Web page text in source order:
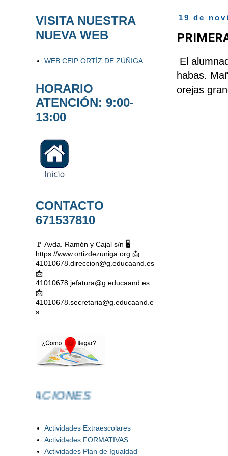
19 de
El
habas.
orejas
VISITA NUESTRA
NUEVA WEB
WEB CEIP ORTÍZ DE ZÚÑIGA
HORARIO
ATENCIÓN: 9:00-
13:00
CONTACTO
671537810
🚩 Avda. Ramón y Cajal s/n 🖥️
https://www.ortizdezuniga.org 📩
41010678.direccion@g.educaand.es
📩
41010678.jefatura@g.educaand.es
📩
41010678.secretaria@g.educaand.e
s
Actividades Extraescolares
Actividades FORMATIVAS
Actividades Plan de Igualdad